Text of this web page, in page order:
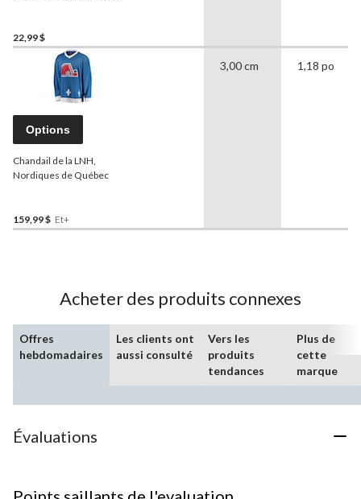
22,99 $
Options
Chandail de la LNH,
Nordiques de Québec
159,99 $ Et+
3,00 cm 1,18 po
Acheter des produits connexes
Offres
hebdomadaires
Les clients ont
aussi consulté
Vers les
produits
tendances
Plus de
cette
marque
Évaluations